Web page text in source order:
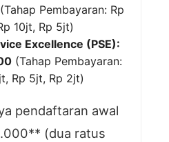
(Tahap Pembayaran: Rp
10jt, Rp 5jt)
Excellence (PSE):
(Tahap Pembayaran:
Rp 5jt, Rp 2jt)
pendaftaran awal
(dua ratus